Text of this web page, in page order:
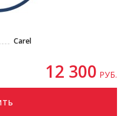
Carel
12 300 РУБ.